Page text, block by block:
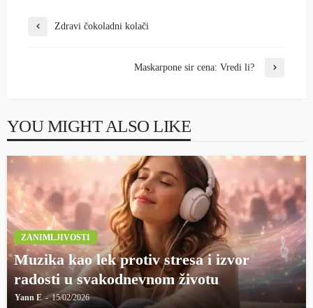
Zdravi čokoladni kolači
Maskarpone sir cena: Vredi li?
YOU MIGHT ALSO LIKE
ZANIMLJIVOSTI
Muzika kao lek protiv stresa i izvor
radosti u svakodnevnom životu
Yann E 15/02/2026